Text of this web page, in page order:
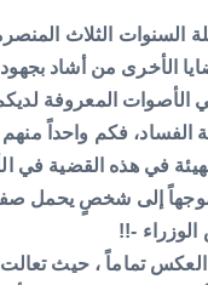
السنوات الثلاث
الأخرى من أشاد
الأصوات المعروفة
الفساد، فكم واحداً
في هذه القضية في
موجهاً إلى شخصٍ يحمل
-!!
تماماً ، حيث